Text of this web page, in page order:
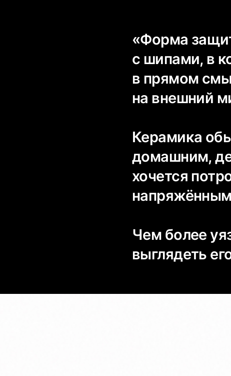
«Форма
с шипами, в
в прямом
на внешний
Керамика
домашним,
хочется
Чем более
выглядеть